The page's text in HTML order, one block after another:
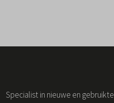
Specialist in nieuwe en gebruikte